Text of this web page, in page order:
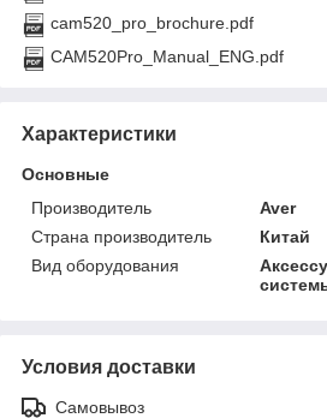
cam520_pro_brochure.pdf
CAM520Pro_Manual_ENG.pdf
Характеристики
Основные
Производитель
Aver
Страна производитель
Китай
Вид оборудования
Условия доставки
Самовывоз